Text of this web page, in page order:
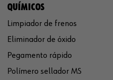
QUÍMICOS
Limpiador de frenos
Eliminador de óxido
Pegamento rápido
Polímero sellador MS